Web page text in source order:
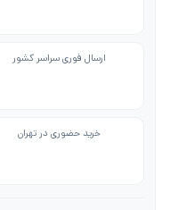
ارسال فوری سراسر کشور
خرید حضوری در تهران